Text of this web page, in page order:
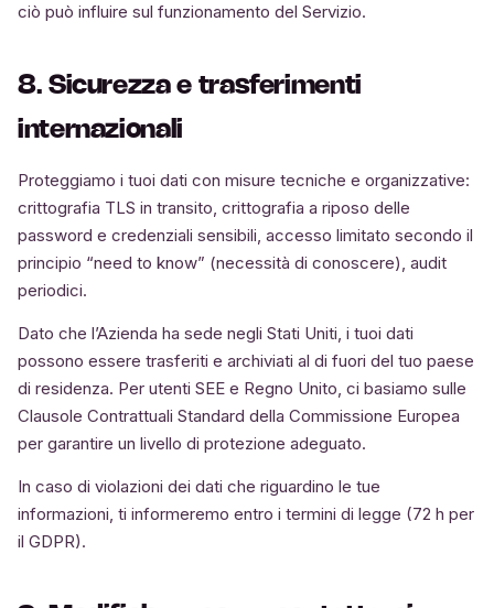
ciò può influire sul funzionamento del Servizio.
8. Sicurezza e trasferimenti
internazionali
Proteggiamo i tuoi dati con misure tecniche e organizzative:
crittografia TLS in transito, crittografia a riposo delle
password e credenziali sensibili, accesso limitato secondo il
principio “need to know” (necessità di conoscere), audit
periodici.
Dato che l’Azienda ha sede negli Stati Uniti, i tuoi dati
possono essere trasferiti e archiviati al di fuori del tuo paese
di residenza. Per utenti SEE e Regno Unito, ci basiamo sulle
Clausole Contrattuali Standard della Commissione Europea
per garantire un livello di protezione adeguato.
In caso di violazioni dei dati che riguardino le tue
informazioni, ti informeremo entro i termini di legge (72 h per
il GDPR).